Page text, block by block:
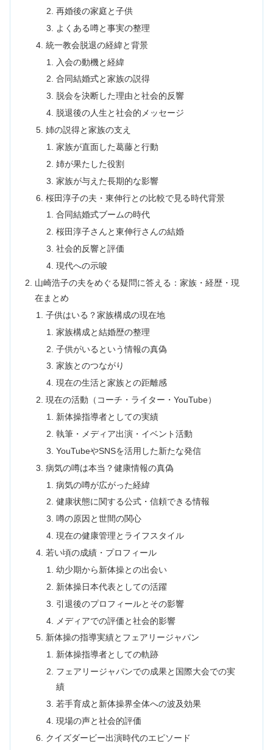
再婚後の家庭と子供
よくある噂と事実の整理
統一教会脱退の経緯と背景
入会の動機と経緯
合同結婚式と家族の説得
脱会を決断した理由と社会的反響
脱退後の人生と社会的メッセージ
姉の説得と家族の支え
家族が直面した葛藤と行動
姉が果たした役割
家族が与えた長期的な影響
桜田淳子の夫・東伸行との比較で見る時代背景
合同結婚式ブームの時代
桜田淳子さんと東伸行さんの結婚
社会的反響と評価
現代への示唆
山崎浩子の夫をめぐる疑問に答える：家族・経歴・現
在まとめ
子供はいる？家族構成の現在地
家族構成と結婚歴の整理
子供がいるという情報の真偽
家族とのつながり
現在の生活と家族との距離感
現在の活動（コーチ・ライター・YouTube）
新体操指導者としての実績
執筆・メディア出演・イベント活動
YouTubeやSNSを活用した新たな発信
病気の噂は本当？健康情報の真偽
病気の噂が広がった経緯
健康状態に関する公式・信頼できる情報
噂の原因と世間の関心
現在の健康管理とライフスタイル
若い頃の成績・プロフィール
幼少期から新体操との出会い
新体操日本代表としての活躍
引退後のプロフィールとその影響
メディアでの評価と社会的影響
新体操の指導実績とフェアリージャパン
新体操指導者としての軌跡
フェアリージャパンでの成果と国際大会での実
績
若手育成と新体操界全体への波及効果
現場の声と社会的評価
クイズダービー出演時代のエピソード